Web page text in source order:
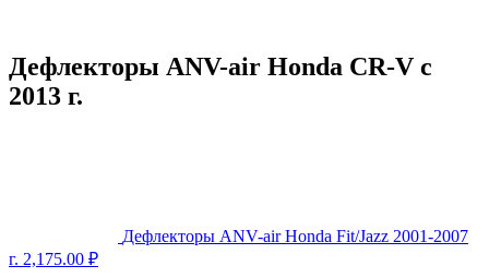
Дефлекторы ANV-air Honda CR-V с
2013 г.
Дефлекторы ANV-air Honda Fit/Jazz 2001-2007
г. 2,175.00 ₽